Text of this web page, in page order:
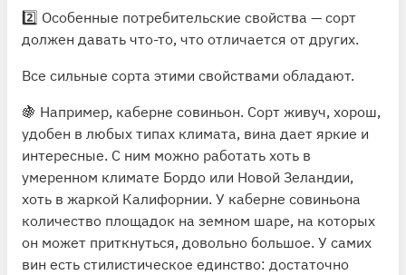
2️⃣ Особенные потребительские свойства — сорт
должен давать что-то, что отличается от других.
Все сильные сорта этими свойствами обладают.
🍇 Например, каберне совиньон. Сорт живуч, хорош,
удобен в любых типах климата, вина дает яркие и
интересные. С ним можно работать хоть в
умеренном климате Бордо или Новой Зеландии,
хоть в жаркой Калифорнии. У каберне совиньона
количество площадок на земном шаре, на которых
он может приткнуться, довольно большое. У самих
вин есть стилистическое единство: достаточно